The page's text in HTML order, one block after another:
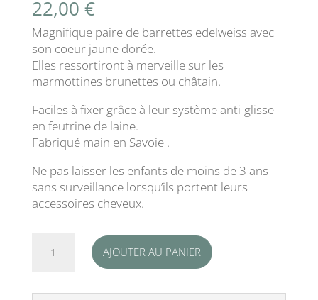
22,00 €
Magnifique paire de barrettes edelweiss avec
son coeur jaune dorée.
Elles ressortiront à merveille sur les
marmottines brunettes ou châtain.
Faciles à fixer grâce à leur système anti-glisse
en feutrine de laine.
Fabriqué main en Savoie .
Ne pas laisser les enfants de moins de 3 ans
sans surveillance lorsqu’ils portent leurs
accessoires cheveux.
AJOUTER AU PANIER